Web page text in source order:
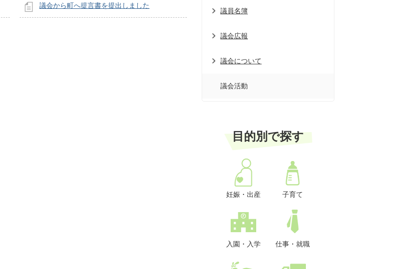
議会から町へ提言書を提出しました
議員名簿
議会広報
議会について
議会活動
目的別で探す
妊娠・出産 子育て
入園・入学 仕事・就職